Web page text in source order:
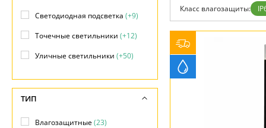
Доставка и оплата
Гарантия
Возврат
Установка
Дизайнерам
Бренды
Контакты
Хай
Класс влагозащиты:
Светодиодная подсветка (+9)
Точечные светильники (+12)
Уличные светильники (+50)
ТИП
Влагозащитные(23)